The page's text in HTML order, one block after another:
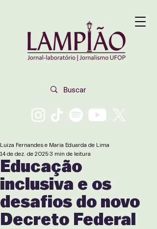
Educação
inclusiva e os
desafios do novo
Decreto Federal
Luiza Fernandes e Maria Eduarda de Lima
14 de dez. de 2025 3 min de leitura